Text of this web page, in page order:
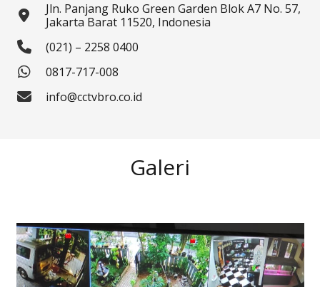
Jln. Panjang Ruko Green Garden Blok A7 No. 57,
Jakarta Barat 11520, Indonesia
(021) – 2258 0400
0817-717-008
info@cctvbro.co.id
Galeri